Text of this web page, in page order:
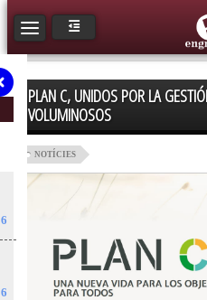
Toggle navigation
PLAN C, UNIDOS POR LA
VOLUMINOSOS
NOTÍCIES